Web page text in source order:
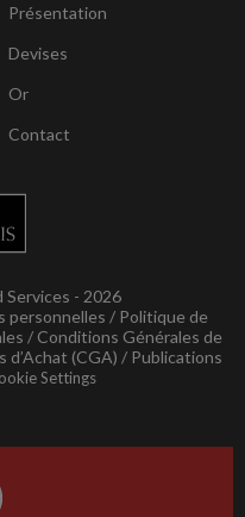
Présentation
Devises
Or
Contact
Services - 2026
personnelles
Politique de
Conditions Générales de
d’Achat (CGA)
Publications
Settings